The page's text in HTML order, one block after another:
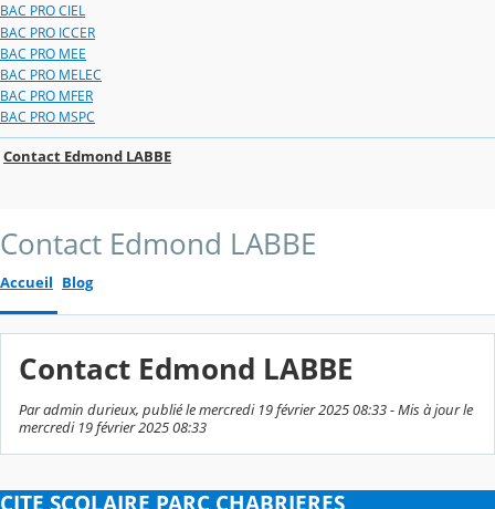
BAC PRO CIEL
BAC PRO ICCER
BAC PRO MEE
BAC PRO MELEC
BAC PRO MFER
BAC PRO MSPC
Contact Edmond LABBE
Contact Edmond LABBE
Accueil Blog
Contact Edmond LABBE
Par admin durieux, publié le mercredi 19 février 2025 08:33 - Mis à jour le
mercredi 19 février 2025 08:33